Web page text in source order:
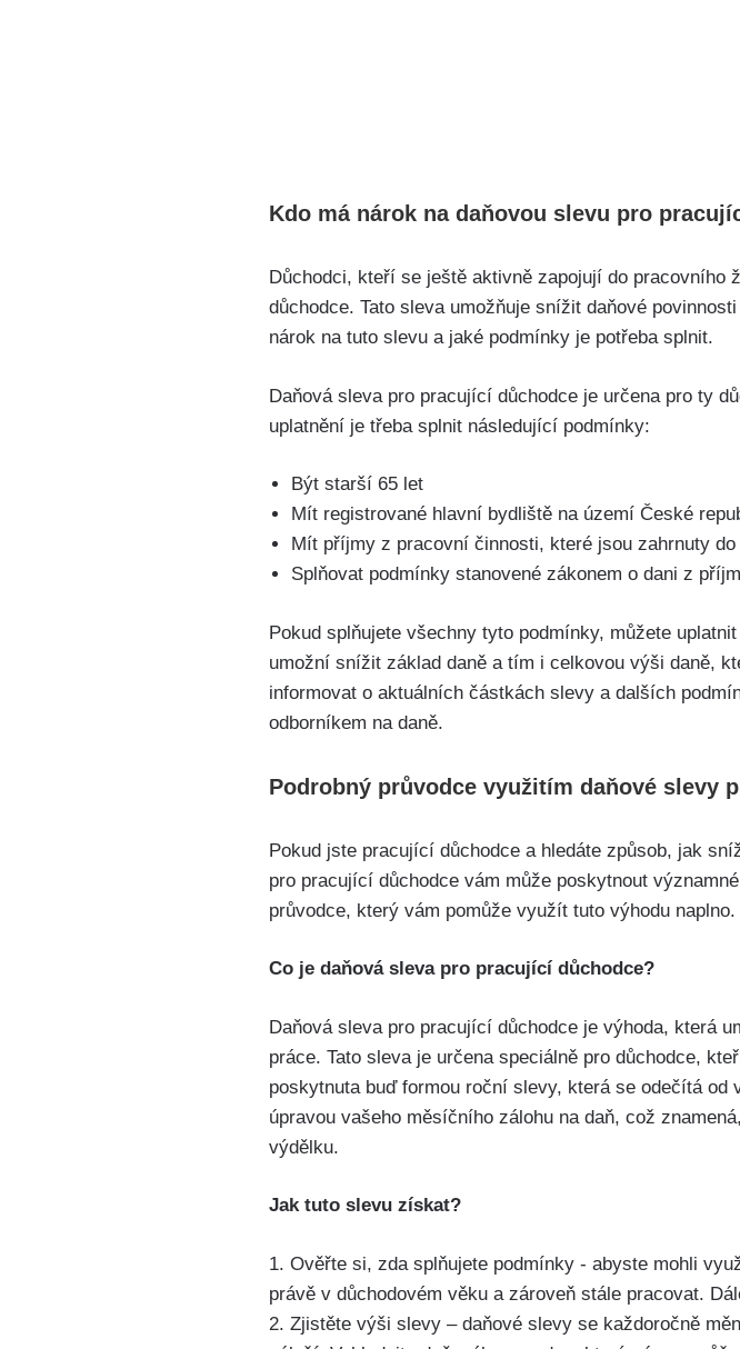
Kdo má​ nárok na daňovou slevu ⁤pro
Důchodci, kteří‌ se ještě aktivně zapojují do ⁢pracovního
‍důchodce. Tato sleva⁣ umožňuje snížit daňové
nárok na tuto slevu ‍a jaké ⁤podmínky je potřeba splnit.
Daňová sleva pro pracující ‍důchodce je určena pro ⁣ty
uplatnění je třeba splnit následující podmínky:
Být starší 65 let
Mít registrované hlavní bydliště na území České
Mít příjmy⁣ z pracovní činnosti, které jsou zahrnuty do
Splňovat podmínky stanovené zákonem o dani z
Pokud splňujete všechny‍ tyto podmínky, můžete
umožní snížit základ daně⁢ a tím i celkovou výši daně,
informovat o aktuálních​ částkách slevy ​a dalších
odborníkem na daně.
Podrobný průvodce využitím daňové ​slevy
Pokud jste pracující důchodce a hledáte ⁣způsob, jak
pro pracující důchodce vám může poskytnout
průvodce, který vám pomůže využít tuto ‍výhodu naplno.
Co je‍ daňová sleva pro pracující důchodce?
Daňová sleva pro‌ pracující důchodce je ‌výhoda, která
práce. Tato sleva je určena ⁢speciálně pro důchodce,​
poskytnuta buď formou⁢ roční slevy, která se odečítá od
úpravou vašeho měsíčního ⁢zálohu ⁤na ⁢daň, což⁤
výdělku.
Jak tuto slevu získat?
1. Ověřte si, zda splňujete podmínky ‍- abyste mohli
právě v důchodovém věku a zároveň stále pracovat.
2.⁤ Zjistěte výši slevy – daňové slevy se každoročně